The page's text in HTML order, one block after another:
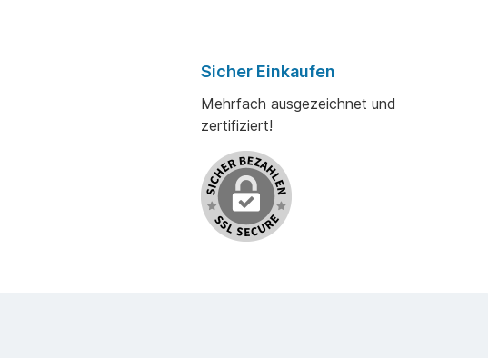
Sicher Einkaufen
Mehrfach ausgezeichnet und
zertifiziert!